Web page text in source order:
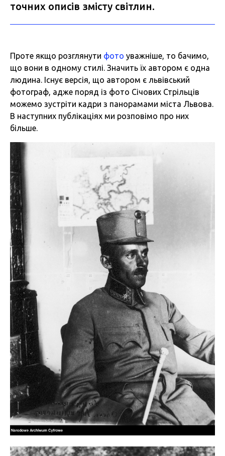
точних описів змісту світлин.
Проте якщо розглянути фото уважніше, то бачимо,
що вони в одному стилі. Значить їх автором є одна
людина. Існує версія, що автором є львівський
фотограф, адже поряд із фото Січових Стрільців
можемо зустріти кадри з панорамами міста Львова.
В наступних публікаціях ми розповімо про них
більше.